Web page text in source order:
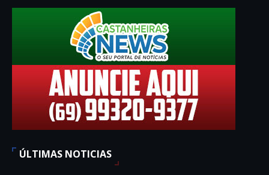
ÚLTIMAS NOTICIAS